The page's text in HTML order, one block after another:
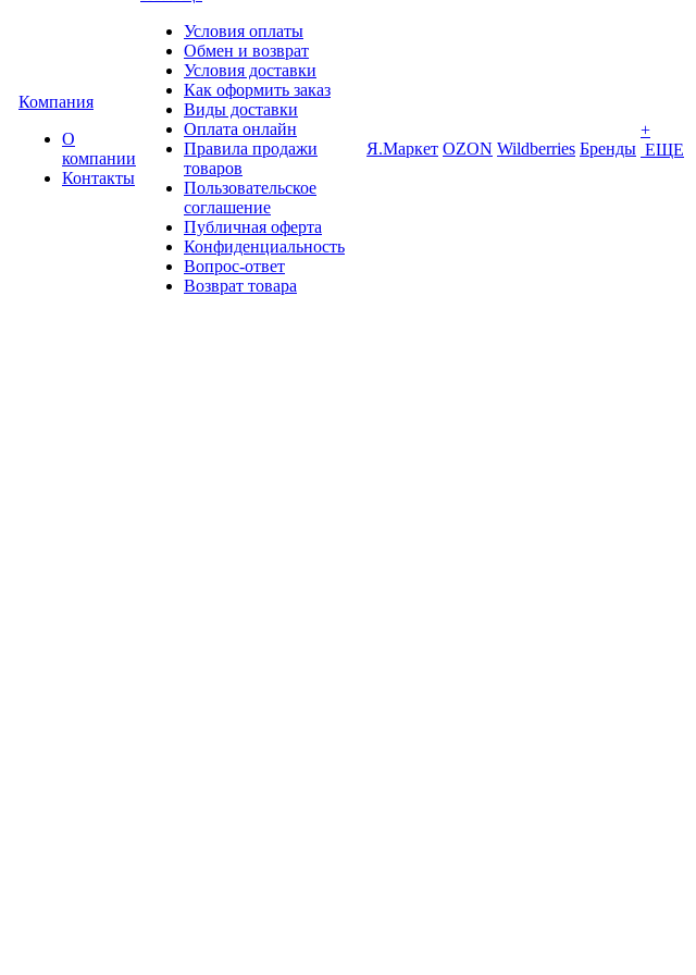
Компания
О
компании
Контакты
Условия оплаты
Обмен и возврат
Условия доставки
Как оформить заказ
Виды доставки
Оплата онлайн
Правила продажи
товаров
Пользовательское
соглашение
Публичная оферта
Конфиденциальность
Вопрос-ответ
Возврат товара
Я.Маркет OZON Wildberries Бренды
+
ЕЩЕ